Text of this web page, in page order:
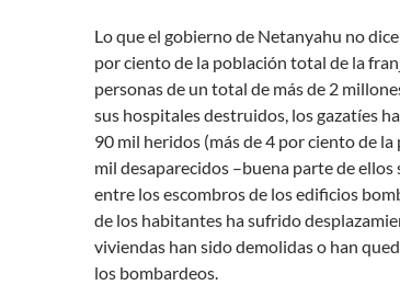
Lo que el gobierno de Netanyahu no
por ciento de la población total de la
personas de un total de más de 2
sus hospitales destruidos, los gazatíes
90 mil heridos (más de 4 por ciento de
mil desaparecidos –buena parte de
entre los escombros de los edificios
de los habitantes ha sufrido
viviendas han sido demolidas o han
los bombardeos.